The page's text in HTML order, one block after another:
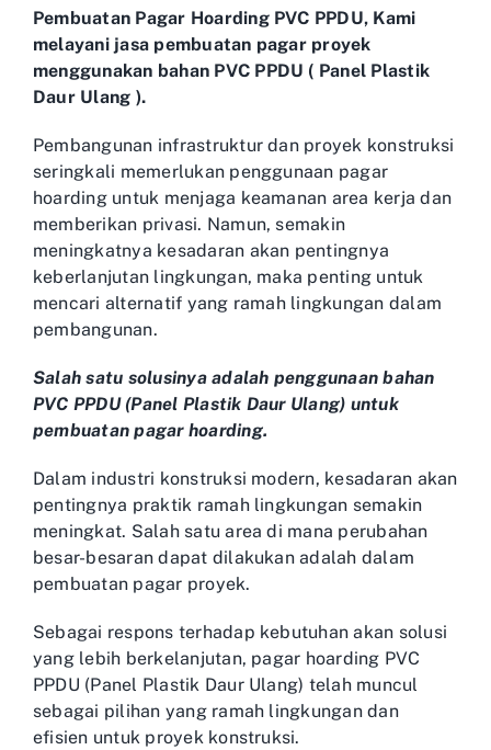
Pembuatan Pagar Hoarding PVC PPDU, Kami
melayani jasa pembuatan pagar proyek
menggunakan bahan PVC PPDU ( Panel Plastik
Daur Ulang ).
Pembangunan infrastruktur dan proyek konstruksi
seringkali memerlukan penggunaan pagar
hoarding untuk menjaga keamanan area kerja dan
memberikan privasi. Namun, semakin
meningkatnya kesadaran akan pentingnya
keberlanjutan lingkungan, maka penting untuk
mencari alternatif yang ramah lingkungan dalam
pembangunan.
Salah satu solusinya adalah penggunaan bahan
PVC PPDU (Panel Plastik Daur Ulang) untuk
pembuatan pagar hoarding.
Dalam industri konstruksi modern, kesadaran akan
pentingnya praktik ramah lingkungan semakin
meningkat. Salah satu area di mana perubahan
besar-besaran dapat dilakukan adalah dalam
pembuatan pagar proyek.
Sebagai respons terhadap kebutuhan akan solusi
yang lebih berkelanjutan, pagar hoarding PVC
PPDU (Panel Plastik Daur Ulang) telah muncul
sebagai pilihan yang ramah lingkungan dan
efisien untuk proyek konstruksi.